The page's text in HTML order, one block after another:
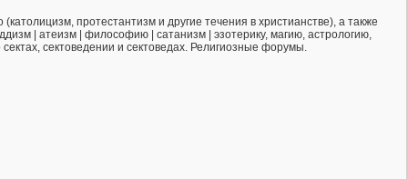
протестантизм и другие течения в христианстве), а также
| атеизм | философию | сатанизм | эзотерику, магию, астрологию,
сектоведении и сектоведах. Религиозные форумы.